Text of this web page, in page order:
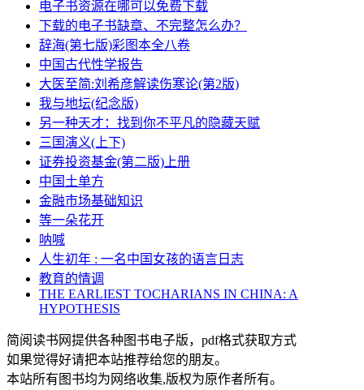
电子书资源在哪可以免费下载
下载的电子书缺章、不完整怎么办？
辞海(第七版)彩图本全八卷
中国古代性学报告
大医至简:刘希彦解读伤寒论(第2版)
我与地坛(纪念版)
另一种天才：找到你不平凡的隐藏天赋
三国演义(上下)
证券投资基金(第二版)上册
中国土单方
金融市场基础知识
等一朵花开
呐喊
人生初年 : 一名中国女孩的语言日志
教育的情调
THE EARLIEST TOCHARIANS IN CHINA: A
HYPOTHESIS
简阅读书网提供各种图书电子版，pdf格式获取方式
如果觉得好请把本站推荐给您的朋友。
本站所有图书均为网络收集,版权为原作者所有。